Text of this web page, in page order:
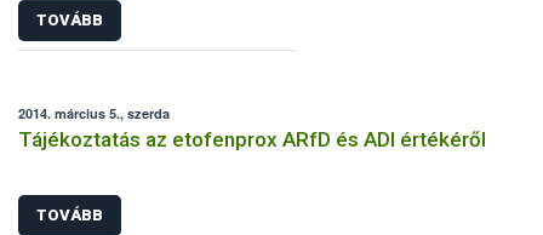
TOVÁBB
2014. március 5., szerda
Tájékoztatás az etofenprox ARfD és ADI értékéről
TOVÁBB